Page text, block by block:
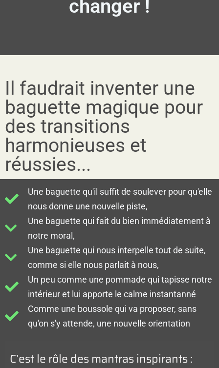
changer !
Il faudrait inventer une
baguette magique pour
des transitions
harmonieuses et
réussies...
Une baguette qu'il suffit de soulever pour qu'elle
nous donne une nouvelle piste,
Une baguette qui fait du bien immédiatement à
notre moral,
Une baguette qui nous interpelle tout de suite,
comme si elle nous parlait à nous,
Un peu comme une pommade qui tapisse notre
intérieur et lui apporte le calme instantanné
Comme une boussole qui va proposer, sans
qu'on s'y attende, une nouvelle orientation
C’est le rôle des mantras inspirants :